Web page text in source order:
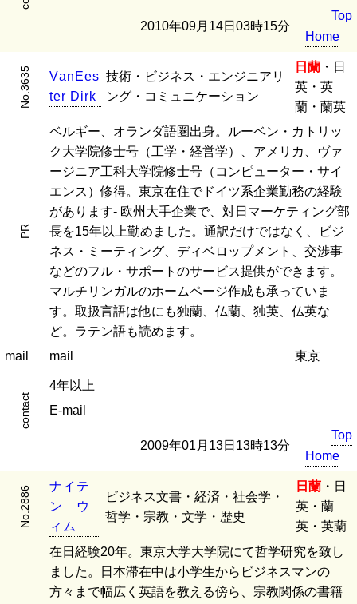
2010年09月14日03時15分
Top
Home
No.3635 Van Ees
ter Dirk
技術・ビジネス・エンジニアリ
ング・コミュニケーション
日蘭 ・日
英・英
蘭・蘭英
PR
ベルギー、オランダ語圏出身。ルーベン・カトリッ
ク大学院修士号（工学・経営学）、アメリカ、ヴァ
ージニア工科大学院修士号（コンピューター・サイ
エンス）修得。東京在住でドイツ系企業勤務の経験
があります- 欧州大手企業で、対日マーケティング部
長を15年以上勤めました。通訳だけではなく、ビジ
ネス・ミーティング、ディベロップメント、交渉事
などのフル・サポートのサービス提供ができます。
マルチリンガルのホームページ作成も承っていま
す。取扱言語は他にも独蘭、仏蘭、独英、仏英な
ど。ラテン語も読めます。
mail
mail 東京
4年以上
contact E-mail
2009年01月13日13時13分
Top
Home
No.2886 ナイ テ
ン
ウ
ィ ム
ビジネス文書・経済・社会学・
哲学・宗教・文学・歴史
日蘭 ・日
英・蘭
英・英蘭
在日経験20年。東京大学大学院にて哲学研究を致し
ました。日本滞在中は小学生からビジネスマンの
方々まで幅広く英語を教える傍ら、宗教関係の書籍